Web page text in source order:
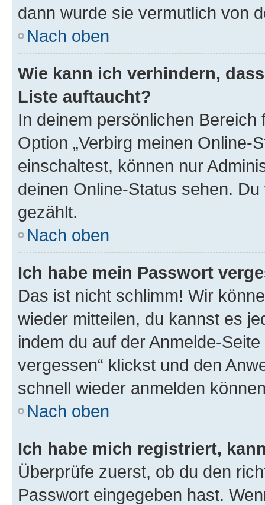
dann wurde sie vermutlich von
Nach oben
Wie kann ich verhindern,
Liste auftaucht?
In deinem persönlichen
Option „Verbirg meinen Online-
einschaltest, können nur
deinen Online-Status sehen.
gezählt.
Nach oben
Ich habe mein Passwort
Das ist nicht schlimm! Wir
wieder mitteilen, du kannst es
indem du auf der Anmelde-
vergessen“ klickst und den
schnell wieder anmelden
Nach oben
Ich habe mich registriert,
Überprüfe zuerst, ob du den
Passwort eingegeben hast.